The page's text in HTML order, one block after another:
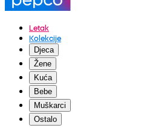
Letak
Kolekcije
Djeca
Žene
Kuća
Bebe
Muškarci
Ostalo